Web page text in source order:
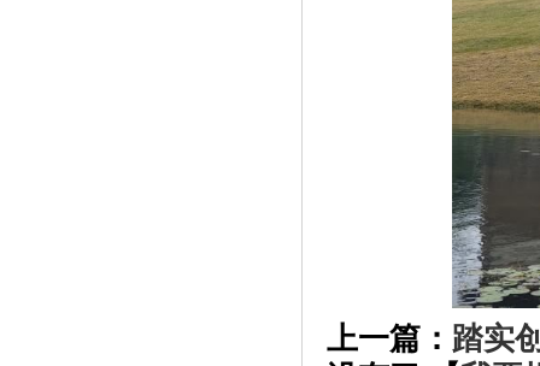
上一篇： 踏实